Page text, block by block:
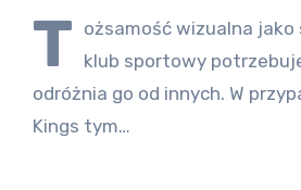
T ożsamość wizualna jako
klub sportowy
odróżnia go od innych. W
Kings tym…